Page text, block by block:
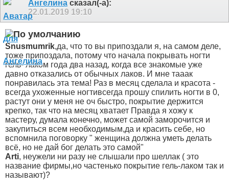
Ангелина сказал(-а):
22.01.2019 19:10
Snusmumrik,да, что то вы припоздали я, на самом деле,
тоже припоздала, потому что начала покрывать ногти
гель- лаком года два назад, когда все знакомые уже
давно отказались от обычных лаков. И мне тааак
понравилась эта тема! Раз в месяц сделала и красота -
всегда ухоженные ногтивсегда прошу спилить ногти в 0,
растут они у меня не оч быстро, покрытие держится
крепко, так что на месяц хватает Правда я хожу к
мастеру, думала конечно, может самой заморочится и
закупиться всем необходимым,да и красить себе, но
вспомнила поговорку " женщина должна уметь делать
всё, но не дай бог делать это самой"
Arti, неужели ни разу не слышали про шеллак ( это
название фирмы,но частенько покрытие гель-лаком так и
называют)?